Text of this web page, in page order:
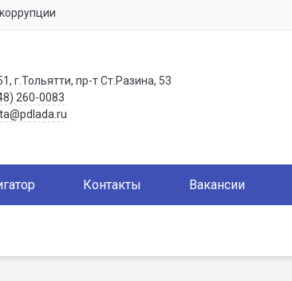
г.Тольятти, пр-т Ст.Разина, 53
260-0083
Контакты Вакансии